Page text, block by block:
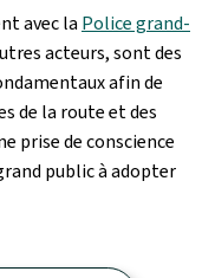
avec la Police grand-
acteurs, sont des
afin de
de la route et des
prise de conscience
public à adopter